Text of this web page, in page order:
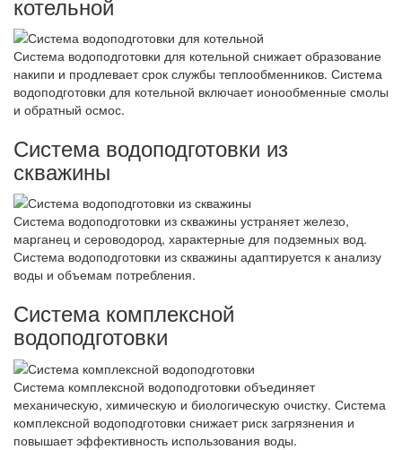
Система водоподготовки для котельной снижает образование
накипи и продлевает срок службы теплообменников. Система
водоподготовки для котельной включает ионообменные смолы
и обратный осмос.
Система водоподготовки из
скважины
Система водоподготовки из скважины устраняет железо,
марганец и сероводород, характерные для подземных вод.
Система водоподготовки из скважины адаптируется к анализу
воды и объемам потребления.
Система комплексной
водоподготовки
Система комплексной водоподготовки объединяет
механическую, химическую и биологическую очистку. Система
комплексной водоподготовки снижает риск загрязнения и
повышает эффективность использования воды.